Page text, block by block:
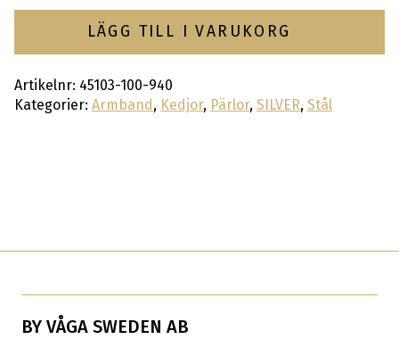
LÄGG TILL I VARUKORG
Artikelnr: 45103-100-940
Kategorier: Armband , Kedjor, Pärlor, SILVER, Stål
BY VÅGA SWEDEN AB